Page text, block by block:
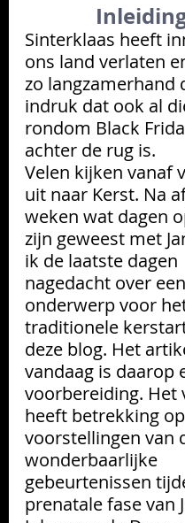
Sinterklaas heeft
ons land verlaten
zo langzamerhand
indruk dat ook al
rondom Black
achter de rug is.
Velen kijken vanaf
uit naar Kerst. Na
weken wat dagen
zijn geweest met
ik de laatste dagen
nagedacht over een
onderwerp voor
traditionele
deze blog. Het
vandaag is daarop
voorbereiding. Het
heeft betrekking op
voorstellingen van
wonderbaarlijke
gebeurtenissen
prenatale fase van